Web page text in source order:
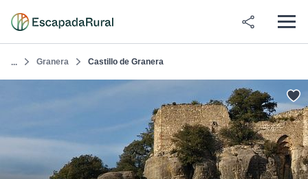
... Granera Castillo de Granera